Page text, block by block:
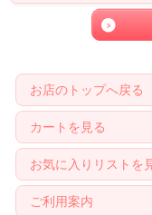
お店のトップへ戻る
カートを見る
お気に入りリストを
ご利用案内